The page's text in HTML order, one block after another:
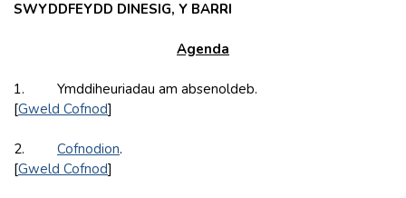
SWYDDFEYDD DINESIG, Y BARRI
Agenda
1. Ymddiheuriadau am absenoldeb.
[Gweld Cofnod]
2. Cofnodion.
[Gweld Cofnod]